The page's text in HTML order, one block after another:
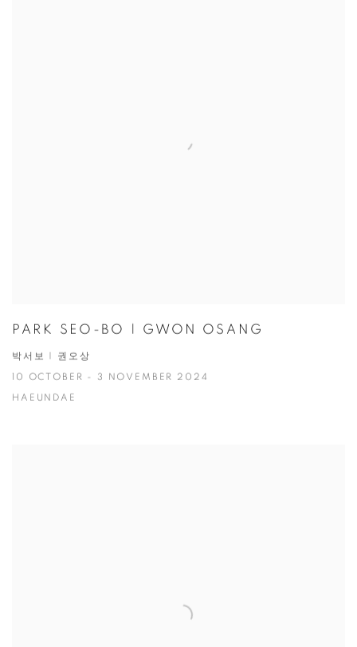
PARK SEO-BO | GWON OSANG
박서보 | 권오상
10 OCTOBER - 3 NOVEMBER 2024
HAEUNDAE